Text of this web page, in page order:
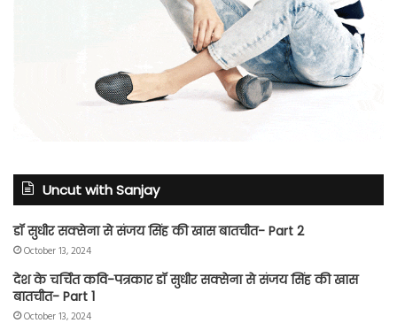
Uncut with Sanjay
डॉ सुधीर सक्सेना से संजय सिंह की खास बातचीत- Part 2
October 13, 2024
देश के चर्चित कवि-पत्रकार डॉ सुधीर सक्सेना से संजय सिंह की खास
बातचीत- Part 1
October 13, 2024